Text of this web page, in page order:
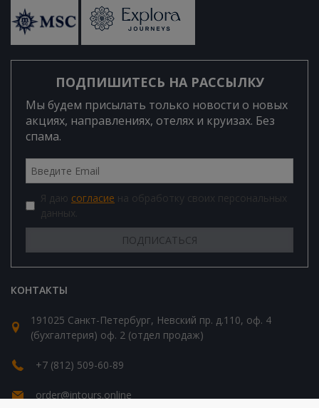
ПОДПИШИТЕСЬ НА РАССЫЛКУ
Мы будем присылать только новости о новых
акциях, направлениях, отелях и круизах. Без
спама.
Я даю согласие на обработку своих персональных
данных.
КОНТАКТЫ
191025 Санкт-Петербург, Невский пр. д.110, оф. 4
(бухгалтерия) оф. 2 (отдел продаж)
+7 (812) 509-60-89
order@intours.online